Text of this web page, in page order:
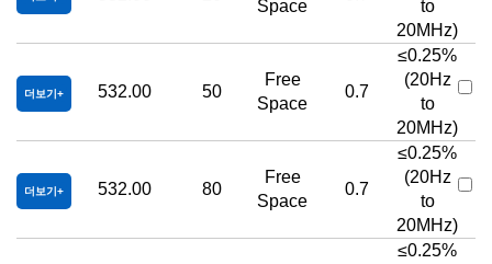
Space
to
20MHz)
더보기 532.00 50
Free
Space
0.7
≤0.25%
(20Hz
to
20MHz)
더보기 532.00 80
Free
Space
0.7
≤0.25%
(20Hz
to
20MHz)
≤0.25%